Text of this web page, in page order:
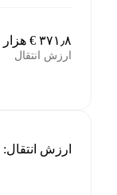
‎€ ۳۷۱٫۸ هزار
ارزش انتقال
ارزش انتقال: